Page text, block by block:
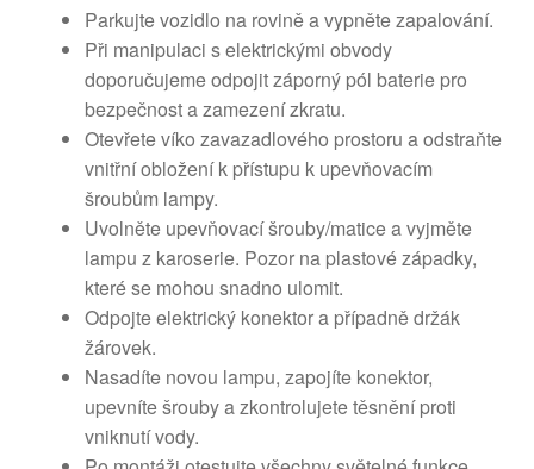
Parkujte vozidlo na rovině a vypněte zapalování.
Při manipulaci s elektrickými obvody
doporučujeme odpojit záporný pól baterie pro
bezpečnost a zamezení zkratu.
Otevřete víko zavazadlového prostoru a odstraňte
vnitřní obložení k přístupu k upevňovacím
šroubům lampy.
Uvolněte upevňovací šrouby/matice a vyjměte
lampu z karoserie. Pozor na plastové západky,
které se mohou snadno ulomit.
Odpojte elektrický konektor a případně držák
žárovek.
Nasadíte novou lampu, zapojíte konektor,
upevníte šrouby a zkontrolujete těsnění proti
vniknutí vody.